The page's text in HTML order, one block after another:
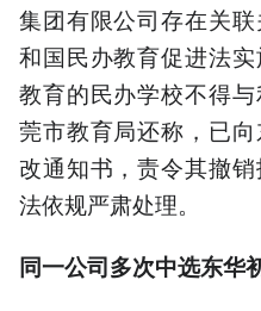
集团有限公司存在关
和国民办教育促进法
教育的民办学校不得
莞市教育局还称，已
改通知书，责令其撤
法依规严肃处理。
同一公司多次中选东华